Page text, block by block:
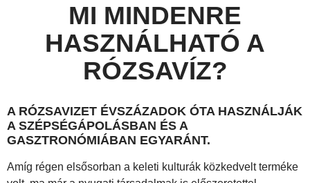
MI MINDENRE
HASZNÁLHATÓ A
RÓZSAVÍZ?
A RÓZSAVIZET ÉVSZÁZADOK ÓTA HASZNÁLJÁK
A SZÉPSÉGÁPOLÁSBAN ÉS A
GASZTRONÓMIÁBAN EGYARÁNT.
Amíg régen elsősorban a keleti kulturák közkedvelt terméke